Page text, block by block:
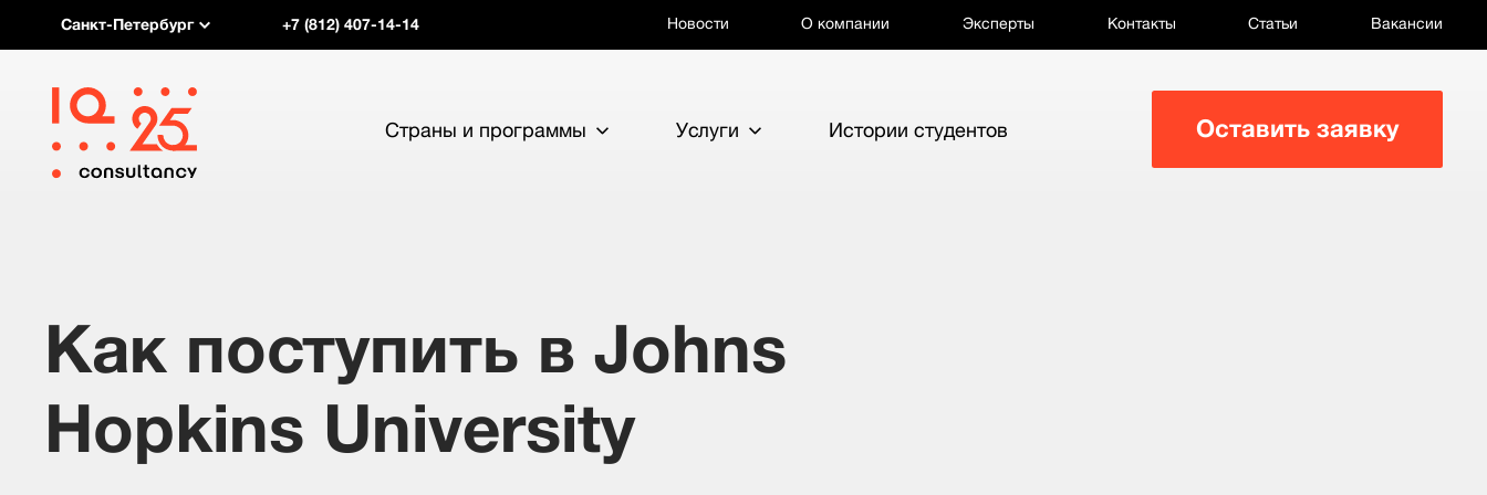
Санкт-Петербург +7 (812) 407-14-14 Новости О компании Эксперты Контакты Статьи Вакансии
Страны и программы Услуги Истории студентов Оставить заявку
Как поступить в Johns
Hopkins University